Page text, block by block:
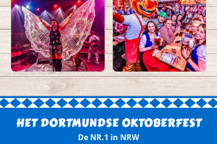
HET DORTMUNDSE OKTOBERFEST
De NR.1 in NRW